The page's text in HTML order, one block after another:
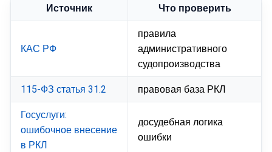
Источник Что проверить
КАС РФ
правила
административного
судопроизводства
115-ФЗ статья 31.2 правовая база РКЛ
Госуслуги:
ошибочное внесение
в РКЛ
досудебная логика
ошибки